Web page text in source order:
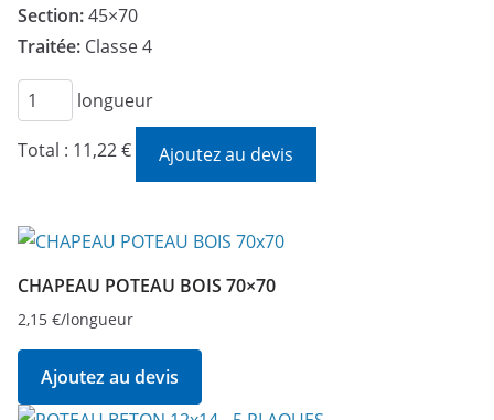
Section:45×70
Traitée: Classe 4
quantité
de
LAMBOURDE
longueur
Total : 11,22 € Ajoutez au devis
CHAPEAU POTEAU BOIS 70×70
2,15 €/longueur
Ajoutez au devis